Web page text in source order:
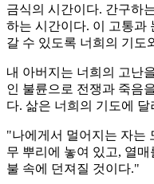
금식의 시간이다. 간구하
하는 시간이다. 이 고통과
갈 수 있도록 너희의 기도
내 아버지는 너희의 고난
인 불륜으로 전쟁과 죽음
다. 삶은 너희의 기도에 달
"나에게서 멀어지는 자는
무 뿌리에 놓여 있고, 열
불 속에 던져질 것이다."